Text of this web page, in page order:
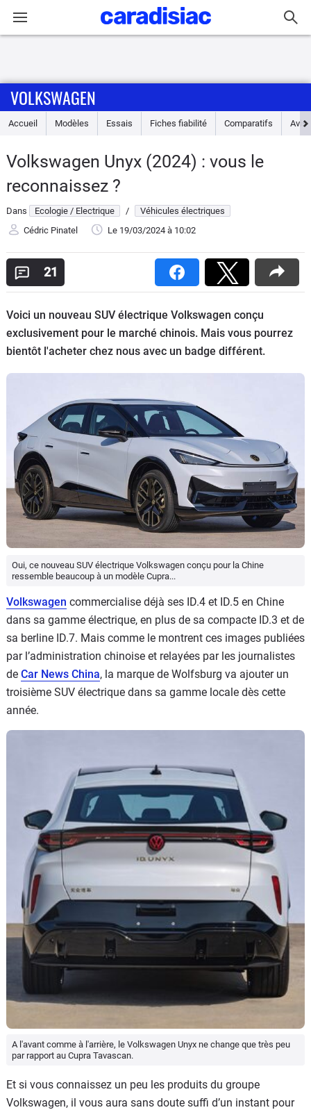
Accueil
Essais
Guide
d'achat
Electriques
Utilitaires
Flottes
Auto
Forum
Moto
Marques
VOLKSWAGEN
Accueil Modèles Essais Fiches fiabilité Comparatifs Avis
Volkswagen Unyx (2024) : vous le
reconnaissez ?
Dans Ecologie / Electrique /
Véhicules électriques
Cédric Pinatel
Le 19/03/2024 à 10:02
21
Voici un nouveau SUV électrique Volkswagen conçu
exclusivement pour le marché chinois. Mais vous pourrez
bientôt l'acheter chez nous avec un badge différent.
Oui, ce nouveau SUV électrique Volkswagen conçu pour la Chine
ressemble beaucoup à un modèle Cupra...
Volkswagen commercialise déjà ses ID.4 et ID.5 en Chine
dans sa gamme électrique, en plus de sa compacte ID.3 et de
sa berline ID.7. Mais comme le montrent ces images publiées
par l’administration chinoise et relayées par les journalistes
de Car News China, la marque de Wolfsburg va ajouter un
troisième SUV électrique dans sa gamme locale dès cette
année.
A l'avant comme à l'arrière, le Volkswagen Unyx ne change que très peu
par rapport au Cupra Tavascan.
Et si vous connaissez un peu les produits du groupe
Volkswagen, il vous aura sans doute suffi d’un instant pour